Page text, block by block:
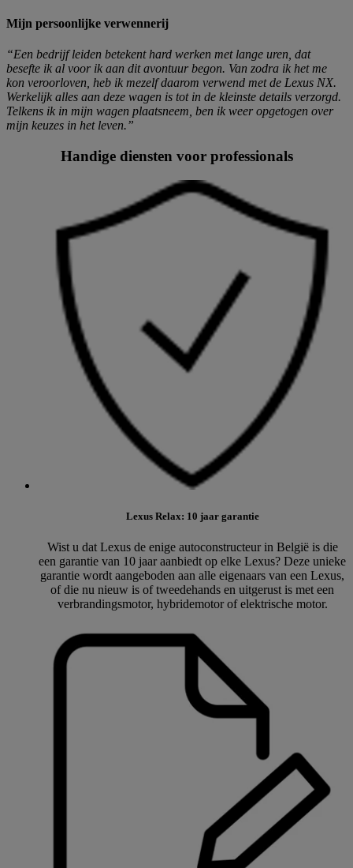
Mijn persoonlijke verwennerij
“Een bedrijf leiden betekent hard werken met lange uren, dat
besefte ik al voor ik aan dit avontuur begon. Van zodra ik het me
kon veroorloven, heb ik mezelf daarom verwend met de Lexus NX.
Werkelijk alles aan deze wagen is tot in de kleinste details verzorgd.
Telkens ik in mijn wagen plaatsneem, ben ik weer opgetogen over
mijn keuzes in het leven.”
Handige diensten voor professionals
Lexus Relax: 10 jaar garantie
Wist u dat Lexus de enige autoconstructeur in België is die
een garantie van 10 jaar aanbiedt op elke Lexus? Deze unieke
garantie wordt aangeboden aan alle eigenaars van een Lexus,
of die nu nieuw is of tweedehands en uitgerust is met een
verbrandingsmotor, hybridemotor of elektrische motor.